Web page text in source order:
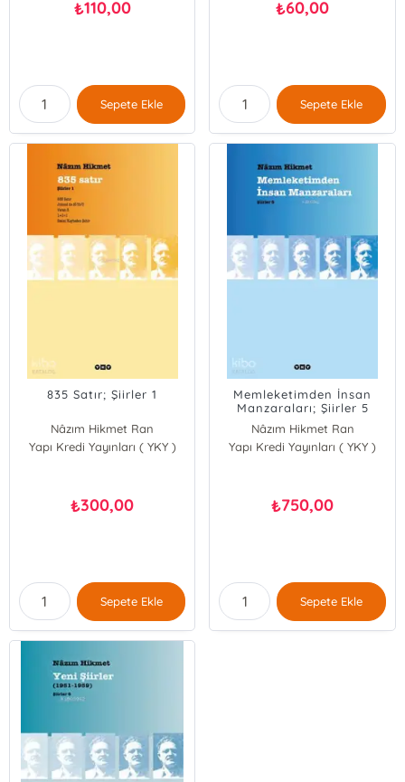
₺110,00
Sepete Ekle
₺60,00
Sepete Ekle
835 Satır; Şiirler 1
Nâzım Hikmet Ran
Yapı Kredi Yayınları ( YKY )
₺300,00
Sepete Ekle
Memleketimden İnsan
Manzaraları; Şiirler 5
Nâzım Hikmet Ran
Yapı Kredi Yayınları ( YKY )
₺750,00
Sepete Ekle